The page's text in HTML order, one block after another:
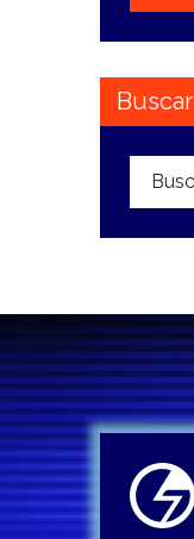
Buscar
Buscar: